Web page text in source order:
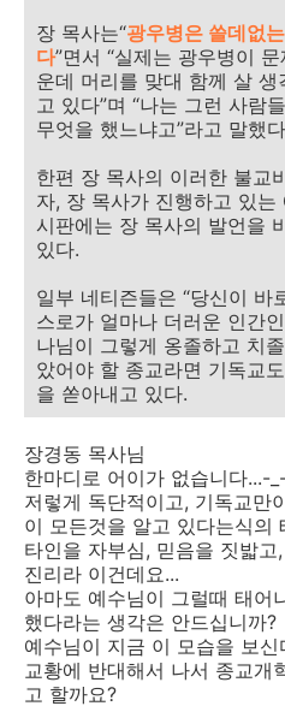
장 목사는“광우병은 쓸데없
다”면서 “실제는 광우병이
운데 머리를 맞대 함께 살
고 있다”며 “나는 그런 사람
무엇을 했느냐고”라고 말했
한편 장 목사의 이러한 불교
자, 장 목사가 진행하고 있는
시판에는 장 목사의 발언을
있다.
일부 네티즌들은 “당신이 바
스로가 얼마나 더러운 인간
나님이 그렇게 옹졸하고 치
았어야 할 종교라면 기독교
을 쏟아내고 있다.
장경동 목사님
한마디로 어이가 없습니다...-
저렇게 독단적이고, 기독교만
이 모든것을 알고 있다는식의
타인을 자부심, 믿음을 짓밟
진리라 이건데요...
아마도 예수님이 그럴때 태어
했다라는 생각은 안드십니까?
예수님이 지금 이 모습을 보
교황에 반대해서 나서 종교개
고 할까요?